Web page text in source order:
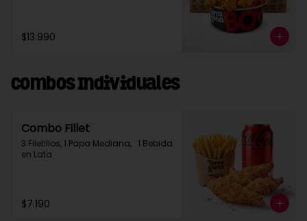
$13.990
Combos Individuales
Combo Fillet
3 Filetillos, 1 Papa Mediana,   1 Bebida
en Lata
$7.190